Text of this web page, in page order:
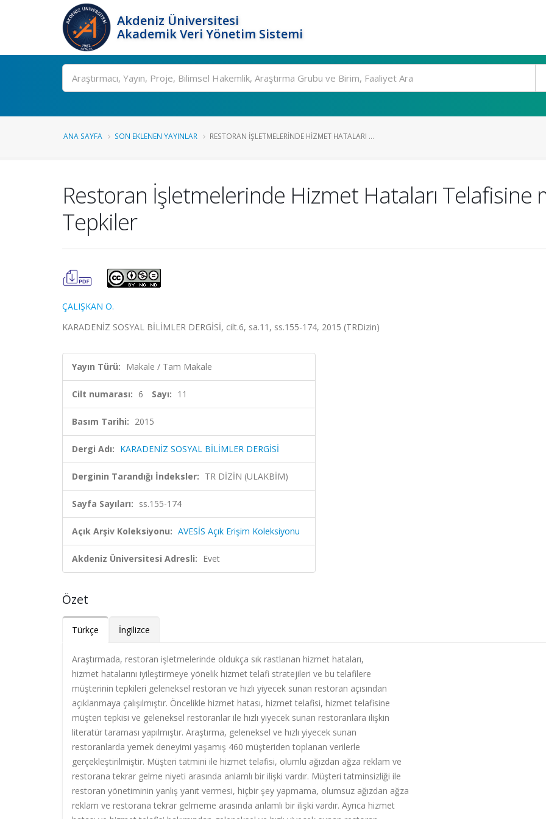
Akdeniz Üniversitesi
Akademik Veri Yönetim Sistemi
Ara
ANA SAYFA SON EKLENEN YAYINLAR RESTORAN İŞLETMELERINDE HIZMET HATALARI ...
Restoran İşletmelerinde Hizmet Hataları Telafisine
Tepkiler
ÇALIŞKAN O.
KARADENİZ SOSYAL BİLİMLER DERGİSİ, cilt.6, sa.11, ss.155-174, 2015 (TRDizin)
Yayın Türü: Makale / Tam Makale
Cilt numarası: 6 Sayı: 11
Basım Tarihi: 2015
Dergi Adı: KARADENİZ SOSYAL BİLİMLER DERGİSİ
Derginin Tarandığı İndeksler: TR DİZİN (ULAKBİM)
Sayfa Sayıları: ss.155-174
Açık Arşiv Koleksiyonu: AVESİS Açık Erişim Koleksiyonu
Akdeniz Üniversitesi Adresli: Evet
Özet
Türkçe İngilizce
Araştırmada, restoran işletmelerinde oldukça sık rastlanan hizmet hataları,
hizmet hatalarını iyileştirmeye yönelik hizmet telafi stratejileri ve bu telafilere
müşterinin tepkileri geleneksel restoran ve hızlı yiyecek sunan restoran açısından
açıklanmaya çalışılmıştır. Öncelikle hizmet hatası, hizmet telafisi, hizmet telafisine
müşteri tepkisi ve geleneksel restoranlar ile hızlı yiyecek sunan restoranlara ilişkin
literatür taraması yapılmıştır. Araştırma, geleneksel ve hızlı yiyecek sunan
restoranlarda yemek deneyimi yaşamış 460 müşteriden toplanan verilerle
gerçekleştirilmiştir. Müşteri tatmini ile hizmet telafisi, olumlu ağızdan ağza reklam ve
restorana tekrar gelme niyeti arasında anlamlı bir ilişki vardır. Müşteri tatminsizliği ile
restoran yönetiminin yanlış yanıt vermesi, hiçbir şey yapmama, olumsuz ağızdan ağza
reklam ve restorana tekrar gelmeme arasında anlamlı bir ilişki vardır. Ayrıca hizmet